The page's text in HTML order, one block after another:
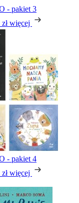
- pakiet 3
więcej
- pakiet 4
więcej